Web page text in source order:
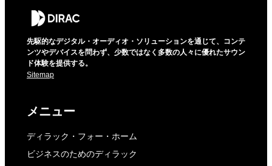
先駆的なデジタル・オーディオ・ソリューションを通じて、コンテ
ンツやデバイスを問わず、少数ではなく多数の人々に優れたサウン
ド体験を提供する。
Sitemap
メニュー
ディラック・フォー・ホーム
ビジネスのためのディラック